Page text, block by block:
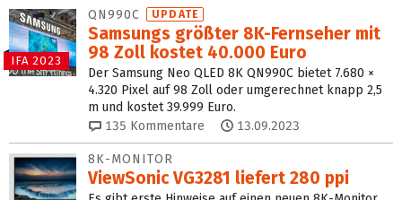
IFA 2023
QN990C UPDATE
Samsungs größter 8K-Fernseher mit
98 Zoll kostet 40.000 Euro
Der Samsung Neo QLED 8K QN990C bietet 7.680 ×
4.320 Pixel auf 98 Zoll oder umgerechnet knapp 2,5
m und kostet 39.999 Euro.
135 Kommentare 13.09.2023
8K-MONITOR
ViewSonic VG3281 liefert 280 ppi